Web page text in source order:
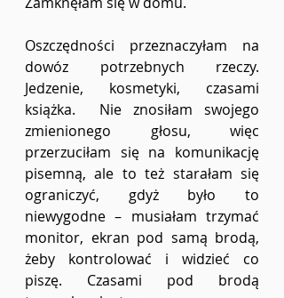
Oszczędności przeznaczyłam na
dowóz potrzebnych rzeczy.
Jedzenie, kosmetyki, czasami
książka.  Nie znosiłam swojego
zmienionego głosu, więc
przerzuciłam się na komunikację
pisemną, ale to też starałam się
ograniczyć, gdyż było to
niewygodne – musiałam trzymać
monitor, ekran pod samą brodą,
żeby kontrolować i widzieć co
piszę. Czasami pod brodą